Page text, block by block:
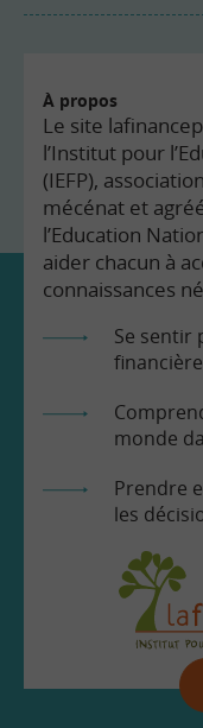
À propos
Le site
l’Institut pour
(IEFP),
mécénat et
l’Education
aider chacun à
connaissances
Se sentir
monde
Prendre
les